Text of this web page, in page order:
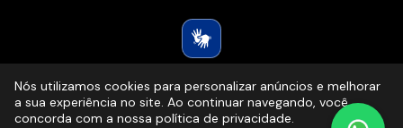
Nós utilizamos cookies para personalizar anúncios e melhorar
a sua experiência no site. Ao continuar navegando, você
concorda com a nossa política de privacidade.